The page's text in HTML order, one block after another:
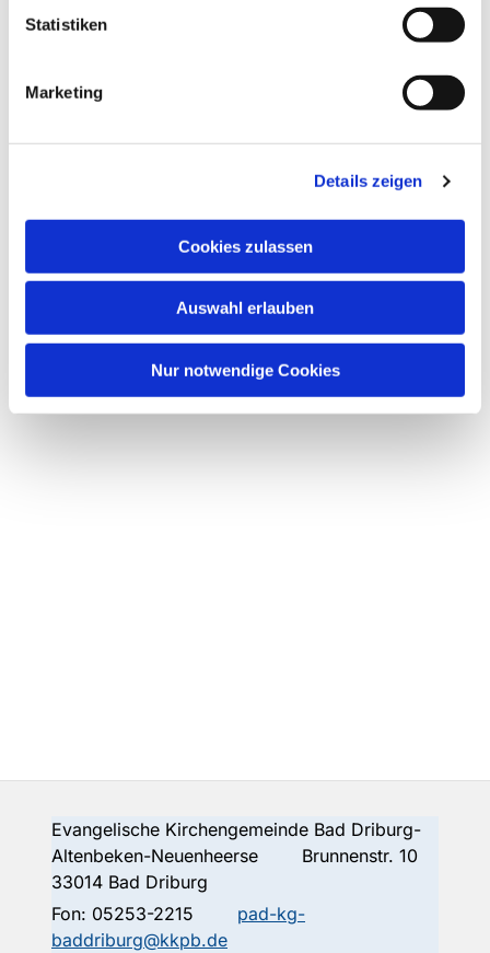
Statistiken
Marketing
Details zeigen
Cookies zulassen
Auswahl erlauben
Nur notwendige Cookies
Dies könnte Sie auch
Evangelische Kirchengemeinde Bad Driburg-
Altenbeken-Neuenheerse Brunnenstr. 10
33014 Bad Driburg
Fon: 05253-2215
pad-kg-
baddriburg@kkpb.de